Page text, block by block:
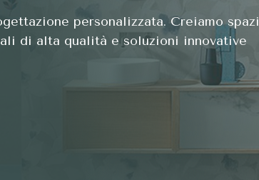
personalizzata. Creiamo spazi
di alta qualità e soluzioni innovative